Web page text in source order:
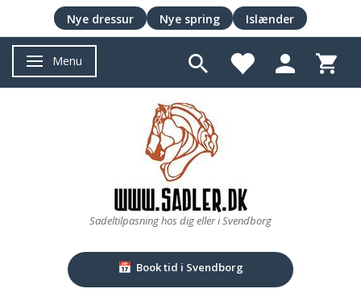
Skifte navigation
Menu
Sadeltilpasning hos dig eller i Svendborg
📅 Book tid i Svendborg
Nye dressur Nye spring Islænder